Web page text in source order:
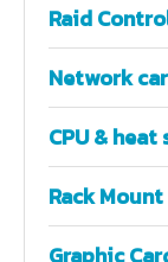
Raid
Network
CPU & heat
Rack
Graphic